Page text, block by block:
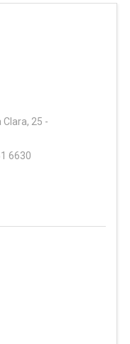
Clara, 25 -
6630